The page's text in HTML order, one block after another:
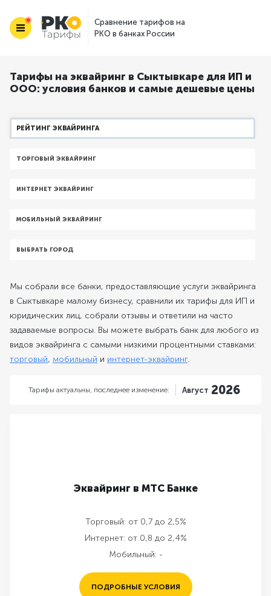
Сравнение тарифов на
РКО в банках России
Тарифы на эквайринг в Сыктывкаре для ИП и
ООО: условия банков и самые дешевые цены
РЕЙТИНГ ЭКВАЙРИНГА
ТОРГОВЫЙ ЭКВАЙРИНГ
ИНТЕРНЕТ ЭКВАЙРИНГ
МОБИЛЬНЫЙ ЭКВАЙРИНГ
ВЫБРАТЬ ГОРОД
Мы собрали все банки, предоставляющие услуги эквайринга
в Сыктывкаре малому бизнесу, сравнили их тарифы для ИП и
юридических лиц, собрали отзывы и ответили на часто
задаваемые вопросы. Вы можете выбрать банк для любого из
видов эквайринга с самыми низкими процентными ставками:
торговый, мобильный и интернет-эквайринг.
Тарифы актуальны, последнее изменение: Август 2026
Эквайринг в МТС Банке
Торговый: от 0,7 до 2,5%
Интернет: от 0,8 до 2,4%
Мобильный: -
ПОДРОБНЫЕ УСЛОВИЯ